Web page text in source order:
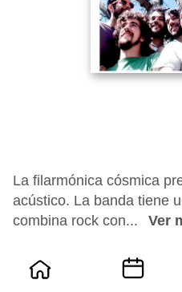
La filarmónica cósmica
acústico. La banda tiene
combina rock con...
Ver